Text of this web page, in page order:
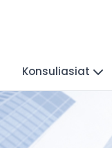
Konsuliasiat